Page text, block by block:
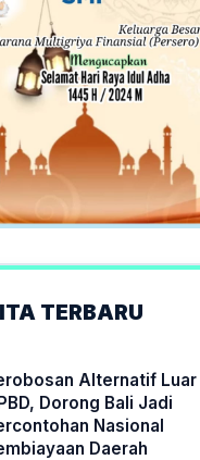
TERBARU
Alternatif Luar
Dorong Bali Jadi
Nasional
Daerah